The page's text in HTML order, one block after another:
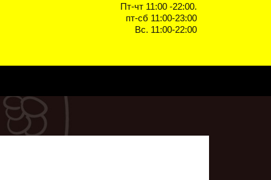
Пт-чт 11:00 -22:00.
пт-сб 11:00-23:00
Вс. 11:00-22:00